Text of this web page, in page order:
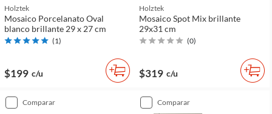
Holztek
Mosaico Porcelanato Oval
blanco brillante 29 x 27 cm
(1)
$199 c/u
Holztek
Mosaico Spot Mix brillante
29x31 cm
(0)
$319 c/u
comparar comparar